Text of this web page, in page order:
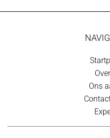
Ons